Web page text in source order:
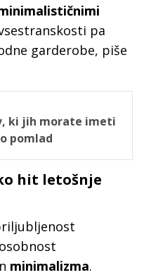
pa
garderobe, piše
ki jih morate imeti
pomlad
hit letošnje
minimalizma.